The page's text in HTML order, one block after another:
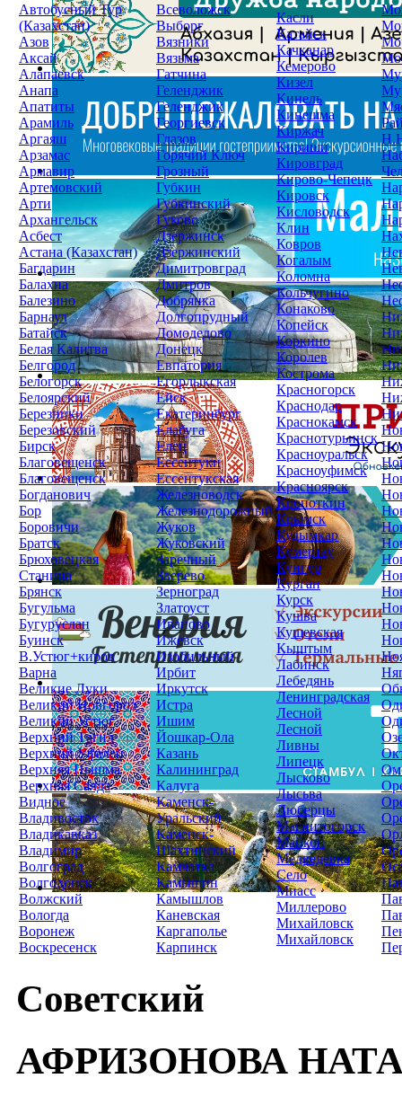
Автобусный Тур
(Казахстан)
Азов
Аксай
Алапаевск
Анапа
Апатиты
Арамиль
Аргаяш
Арзамас
Армавир
Артемовский
Арти
Архангельск
Асбест
Астана (Казахстан)
Багдарин
Балахна
Балезино
Барнаул
Батайск
Белая Калитва
Белгород
Белогорск
Белоярский
Березники
Березовский
Бирск
Благовещенск
Благовещенск
Богданович
Бор
Боровичи
Братск
Брюховецкая
Станица
Брянск
Бугульма
Бугуруслан
Буинск
В.Устюг+киров
Варна
Великие Луки
Великий Новгород
Великий Устюг
Верхний Тагил
Верхний Уфалей
Верхняя Пышма
Верхняя Салда
Видное
Владивосток
Владикавказ
Владимир
Волгоград
Волгодонск
Волжский
Вологда
Воронеж
Воскресенск
Всеволожск
Выборг
Вязники
Вязьма
Гатчина
Геленджик
Геленджик
Георгиевск
Глазов
Горячий Ключ
Грозный
Губкин
Губкинский
Гуково
Дзержинск
Дзержинский
Димитровград
Дмитров
Добрянка
Долгопрудный
Домодедово
Донецк
Евпатория
Егорлыкская
Ейск
Екатеринбург
Елабуга
Елец
Ессентуки
Ессентукская
Железноводск
Железнодорожный
Жуков
Жуковский
Заречный
Зверево
Зерноград
Златоуст
Иваново
Ижевск
Изобильный
Ирбит
Иркутск
Истра
Ишим
Йошкар-Ола
Казань
Калининград
Калуга
Каменск-
Уральский
Каменск-
Шахтинский
Камчатка
Камышин
Камышлов
Каневская
Каргаполье
Карпинск
Касли
Катайск
Качканар
Кемерово
Кизел
Кинель
Кинешма
Киржач
Кириши
Кировград
Кирово-Чепецк
Кировск
Кисловодск
Клин
Ковров
Когалым
Коломна
Кольчугино
Конаково
Копейск
Коркино
Королев
Кострома
Красногорск
Краснодар
Краснокамск
Краснотурьинск
Красноуральск
Красноуфимск
Красноярск
Кропоткин
Крымск
Кудымкар
Кумертау
Кунгур
Курган
Курск
Кушва
Кущевская
Кыштым
Лабинск
Лебедянь
Ленинградская
Лесной
Лесной
Ливны
Липецк
Лысково
Лысьва
Люберцы
Магнитогорск
Майкоп
Медведевка
Село
Миасс
Миллерово
Михайловск
Михайловск
Советский
АФРИЗОНОВА